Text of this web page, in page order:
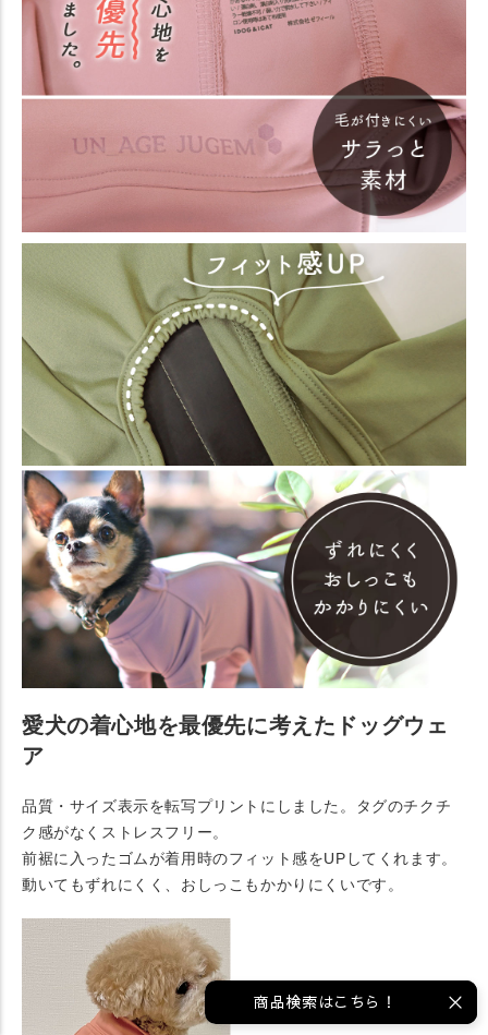
愛犬の着心地を最優先に考えたドッグウェ
ア
品質・サイズ表示を転写プリントにしました。タグのチクチ
ク感がなくストレスフリー。
前裾に入ったゴムが着用時のフィット感をUPしてくれます。
動いてもずれにくく、おしっこもかかりにくいです。
商品検索はこちら！